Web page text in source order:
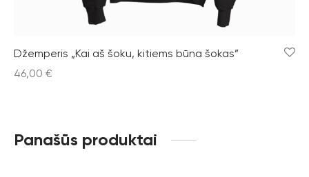
Džemperis „Kai aš šoku, kitiems būna šokas”
46,00 €
Panašūs produktai